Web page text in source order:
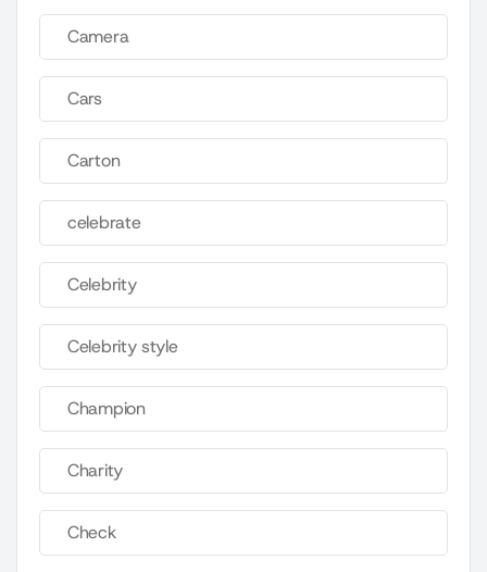
Camera
Cars
Carton
celebrate
Celebrity
Celebrity style
Champion
Charity
Check